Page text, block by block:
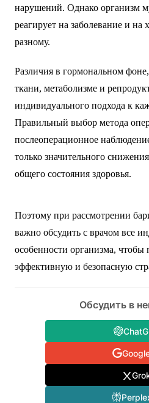
нарушений. Однако организм
реагирует на заболевание и на
разному.
Различия в гормональном
ткани, метаболизме и
индивидуального подхода к
Правильный выбор метода
послеоперационное
только значительного
общего состояния здоровья.
Поэтому при рассмотрении
важно обсудить с врачом все
особенности организма, чтобы
эффективную и безопасную
Обсудить в